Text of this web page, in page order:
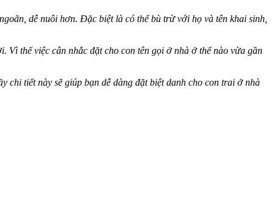
dễ nuôi hơn. Đặc biệt là có thể bù trừ với họ và tên khai sinh,
thế việc cân nhắc đặt cho con tên gọi ở nhà ở thế nào vừa gần
chi tiết này sẽ giúp bạn dễ dàng đặt biệt danh cho con trai ở nhà